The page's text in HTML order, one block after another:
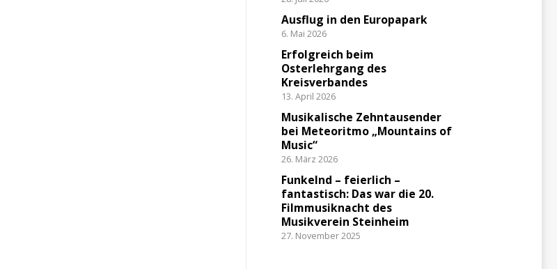
Ausflug in den Europapark
6. Mai 2026
Erfolgreich beim
Osterlehrgang des
Kreisverbandes
13. April 2026
Musikalische Zehntausender
bei Meteoritmo „Mountains of
Music“
26. März 2026
Funkelnd – feierlich –
fantastisch: Das war die 20.
Filmmusiknacht des
Musikverein Steinheim
27. November 2025